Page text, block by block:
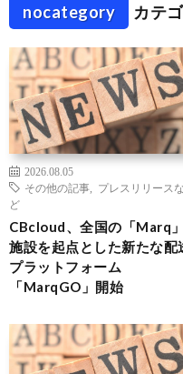
nocategory カテ
2026.08.05
その他の記事
プレスリリースな
ど
CBcloud、全国の「Marq」
施設を起点とした新たな配
プラットフォーム
「MarqGO」開始